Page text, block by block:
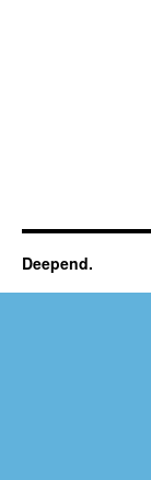
Deepend.